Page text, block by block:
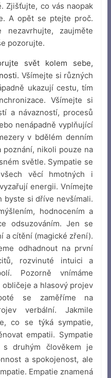
Zjišťujte, co vás naopak
A opět se ptejte proč.
zaujměte
pozorujte.
svět kolem sebe,
Všímejte si různých
ukazují cestu, tím
Všímejte si
a návazností, procesů
nenápadně vyplňující
v bdělém denním
nikoli pouze na
světle. Sympatie se
věcí hmotných i
energii. Vnímejte
byste si dříve nevšímali.
hodnocením a
odsuzováním. Jen se
a cítění (magické zření).
odhadnout na první
rozvinuté intuici a
Pozorně vnímáme
a hlasový projev
se zaměříme na
verbální. Jakmile
co se týká sympatie,
empatii. Sympatie
s druhým člověkem je
a spokojenost, ale
Empatie znamená